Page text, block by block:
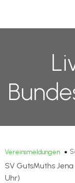
Vereinsmeldungen
SV GutsMuths
Uhr)